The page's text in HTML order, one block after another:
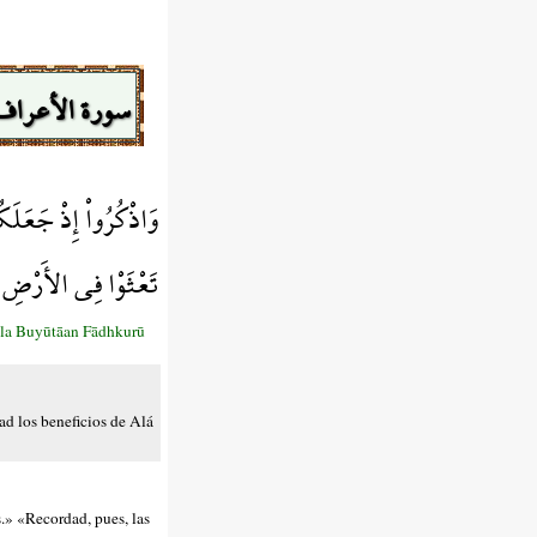
سورة
وَاذْكُرُواْ إِذْ
تَعْثَوْا فِي
Buyūtāan Fādhkurū
los beneficios de Alá
«Recordad, pues, las